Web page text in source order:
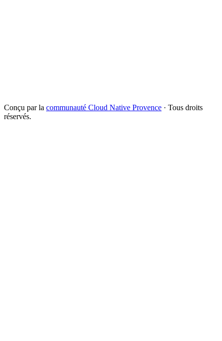
Conçu par la communauté Cloud Native Provence · Tous droits
réservés.